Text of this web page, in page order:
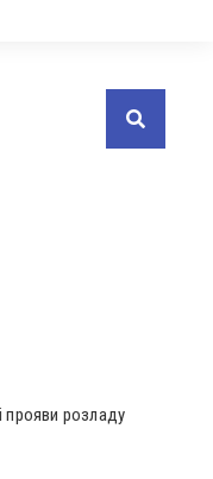
прояви розладу